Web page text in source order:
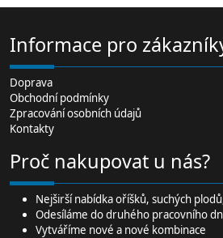
Informace pro
Doprava
Obchodní podmínky
Zpracování osobních údajů
Kontakty
Proč nakupovat u nás?
Nejširšínabídka oříšků, suchých
Odesíláme do druhého pracovního
Vytváříme nové a nové kombinace